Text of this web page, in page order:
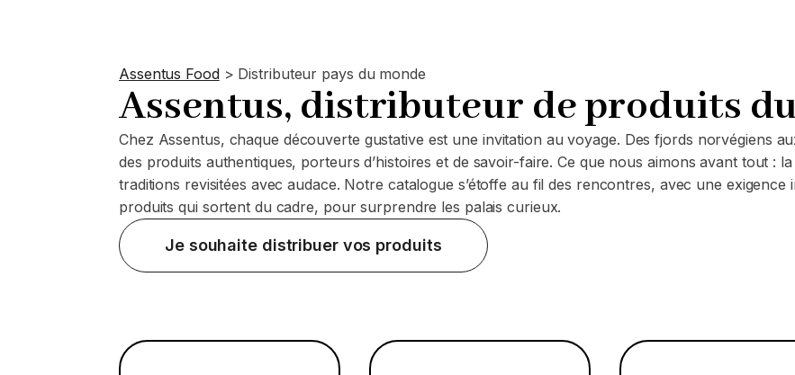
Assentus Food > Distributeur pays du monde
Assentus, distributeur de produits
Chez Assentus, chaque découverte gustative est une invitation au voyage. Des fjords norvégiens
des produits authentiques, porteurs d’histoires et de savoir-faire. Ce que nous aimons avant tout :
traditions revisitées avec audace. Notre catalogue s’étoffe au fil des rencontres, avec une
produits qui sortent du cadre, pour surprendre les palais curieux.
Je souhaite distribuer vos produits